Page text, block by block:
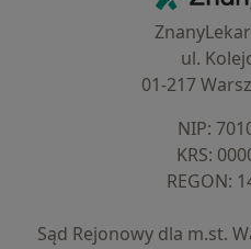
ul.
01-217
NIP:
KRS:
REGON:
Sąd Rejonowy dla m.st.